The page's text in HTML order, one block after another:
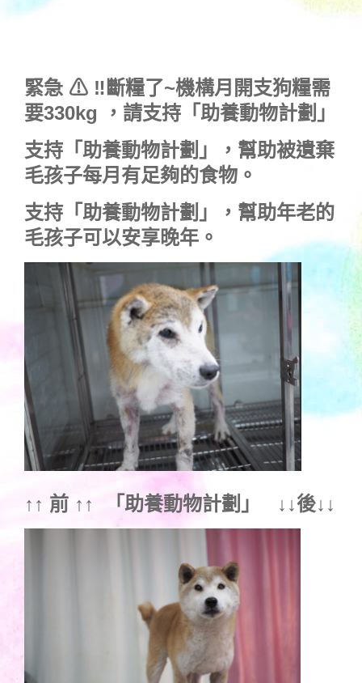
緊急 ⚠ ‼斷糧了~機構月開支狗糧需
要330kg ， 請支持「助養動物計劃」
支持 「助養動物計劃」
，幫助被遺棄
毛孩子每月有足夠的食物。
支持 「助養動物計劃」
，幫助年老的
毛孩子可以安享晚年。
↑↑ 前 ↑↑ 「助養動物計劃 」 ↓↓後↓↓